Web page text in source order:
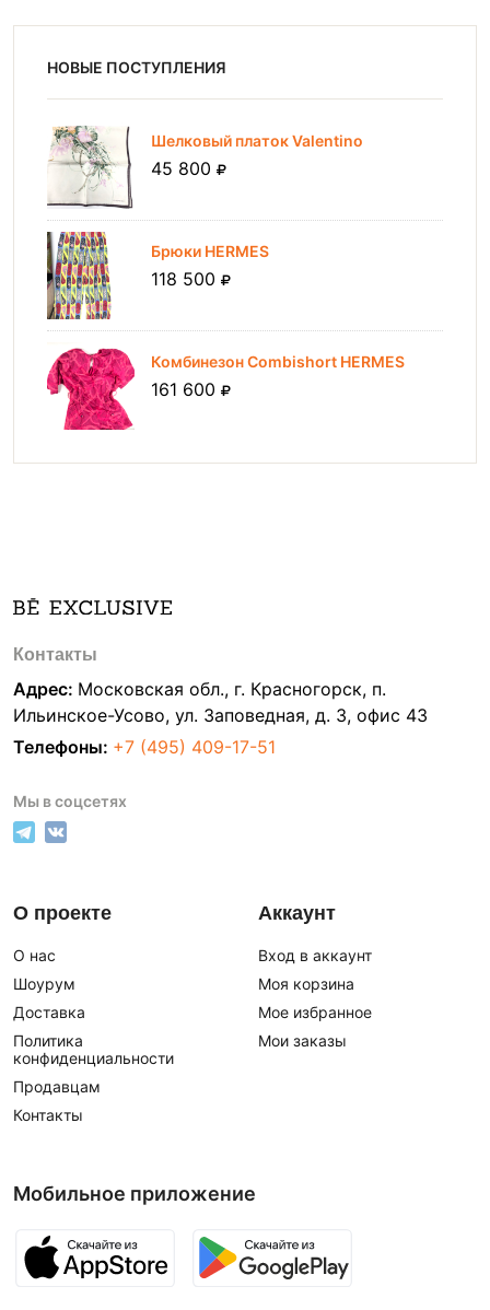
НОВЫЕ ПОСТУПЛЕНИЯ
Шелковый платок Valentino
45 800
Брюки HERMES
118 500
Комбинезон Combishort HERMES
161 600
Контакты
Адрес: Московская обл., г. Красногорск, п.
Ильинское-Усово, ул. Заповедная, д. 3, офис 43
Телефоны: +7 (495) 409-17-51
Мы в соцсетях
О проекте
О нас
Шоурум
Доставка
Политика
конфиденциальности
Продавцам
Контакты
Аккаунт
Вход в аккаунт
Моя корзина
Мое избранное
Мои заказы
Мобильное приложение